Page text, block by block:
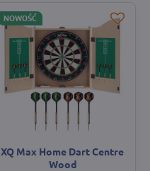
NOWOŚĆ
XQ Max Home Dart Centre
Wood